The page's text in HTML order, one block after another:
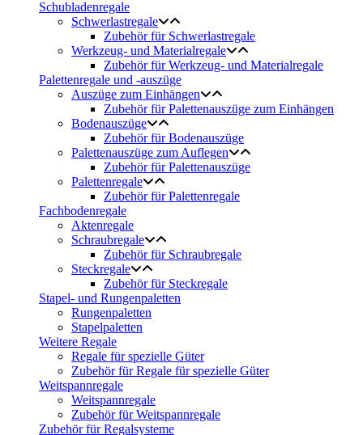
Schubladenregale
Schwerlastregale
Zubehör für Schwerlastregale
Werkzeug- und Materialregale
Zubehör für Werkzeug- und Materialregale
Palettenregale und -auszüge
Auszüge zum Einhängen
Zubehör für Palettenauszüge zum Einhängen
Bodenauszüge
Zubehör für Bodenauszüge
Palettenauszüge zum Auflegen
Zubehör für Palettenauszüge
Palettenregale
Zubehör für Palettenregale
Fachbodenregale
Aktenregale
Schraubregale
Zubehör für Schraubregale
Steckregale
Zubehör für Steckregale
Stapel- und Rungenpaletten
Rungenpaletten
Stapelpaletten
Weitere Regale
Regale für spezielle Güter
Zubehör für Regale für spezielle Güter
Weitspannregale
Weitspannregale
Zubehör für Weitspannregale
Zubehör für Regalsysteme